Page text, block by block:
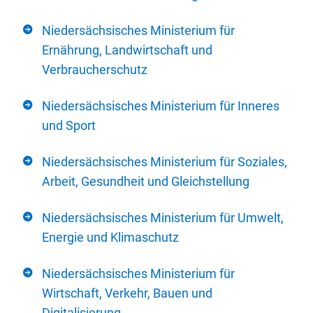
Niedersächsisches Ministerium für
Ernährung, Landwirtschaft und
Verbraucherschutz
Niedersächsisches Ministerium für Inneres
und Sport
Niedersächsisches Ministerium für Soziales,
Arbeit, Gesundheit und Gleichstellung
Niedersächsisches Ministerium für Umwelt,
Energie und Klimaschutz
Niedersächsisches Ministerium für
Wirtschaft, Verkehr, Bauen und